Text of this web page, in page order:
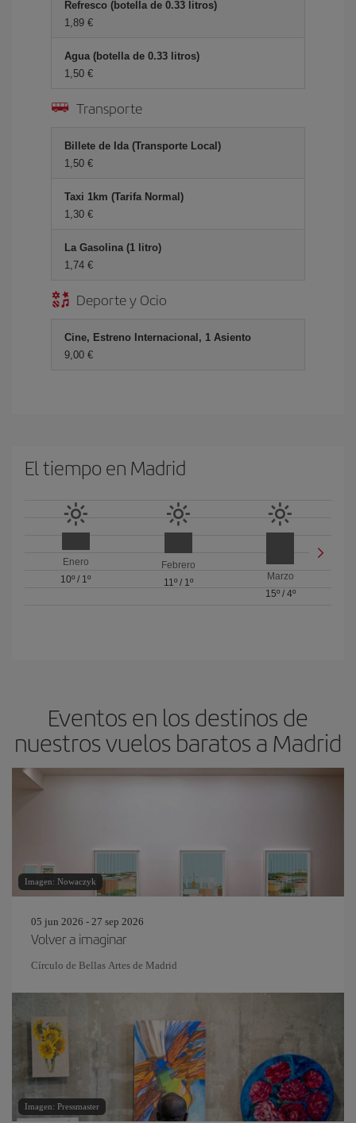
Refresco (botella de 0.33 litros)
1,89 €
Agua (botella de 0.33 litros)
1,50 €
Transporte
Billete de Ida (Transporte Local)
1,50 €
Taxi 1km (Tarifa Normal)
1,30 €
La Gasolina (1 litro)
1,74 €
Deporte y Ocio
Cine, Estreno Internacional, 1 Asiento
9,00 €
El tiempo en Madrid
Enero
10º / 1º
Febrero
11º/ 1º
Marzo
15º/ 4º
Eventos en los destinos de
nuestros vuelos baratos a Madrid
Imagen: Nowaczyk
05 jun 2026 - 27 sep 2026
Volver a imaginar
Círculo de Bellas Artes de Madrid
Imagen: Pressmaster